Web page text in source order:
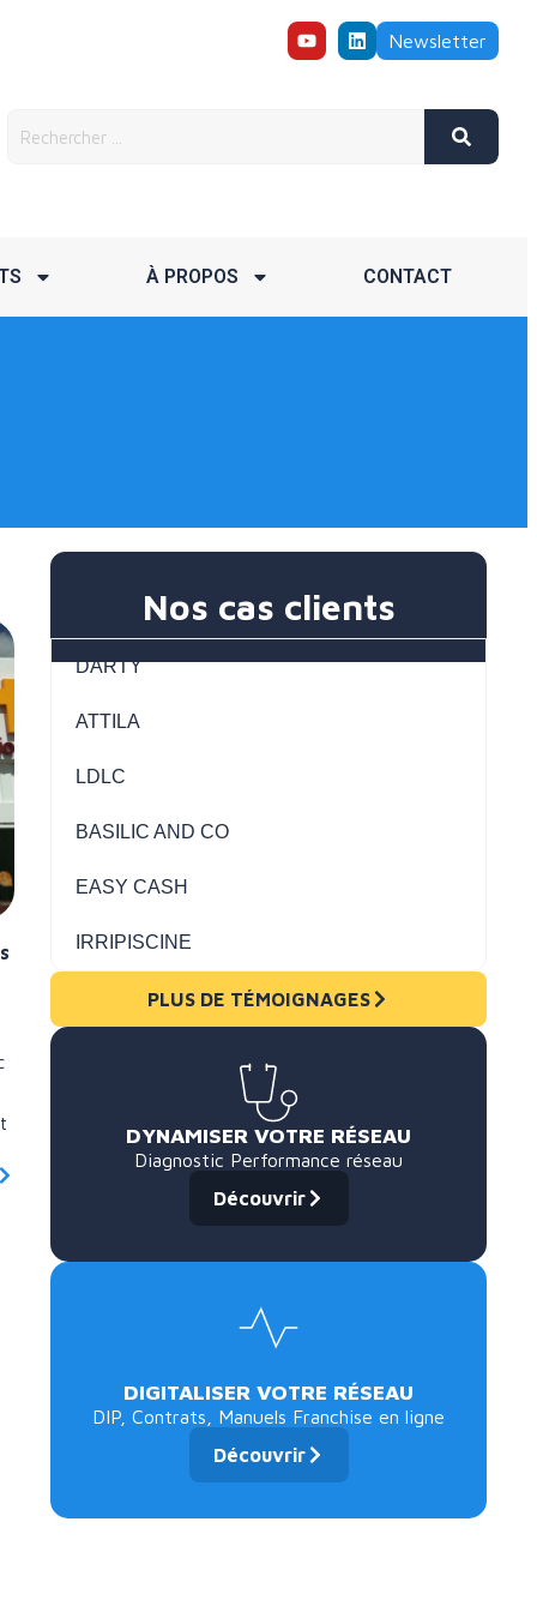
Newsletter
À PROPOS CONTACT
Nos cas clients
DARTY
ATTILA
LDLC
BASILIC AND CO
EASY CASH
IRRIPISCINE
PLUS DE TÉMOIGNAGES
DYNAMISER VOTRE RÉSEAU
Diagnostic Performance réseau
Découvrir
DIGITALISER VOTRE RÉSEAU
DIP, Contrats, Manuels Franchise en ligne
Découvrir